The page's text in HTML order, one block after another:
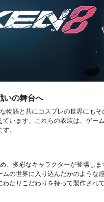
いの舞台へ
物語と共にコスプレの世界にも
います。これらの衣装は、ゲ
。
、多彩なキャラクターが登場
の世界に入り込んだかのよう
たりこだわりを持って製作されて